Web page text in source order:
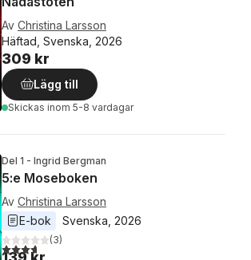
Av Christina Larsson
Häftad, Svenska, 2026
309 kr
Lägg till
Skickas inom 5-8 vardagar
Del 1 - Ingrid Bergman
5:e Moseboken
Av Christina Larsson
E-bok
Svenska 2026
3,7utav 5 stjärnor. Totalt antal röster:
(3)